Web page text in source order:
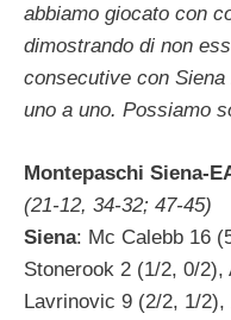
abbiamo giocato con
dimostrando di non
consecutive con Siena
uno a uno. Possiamo
Montepaschi Siena-
(21-12, 34-32; 47-45)
Siena: Mc Calebb 16
Stonerook 2 (1/2, 0/2),
Lavrinovic 9 (2/2, 1/